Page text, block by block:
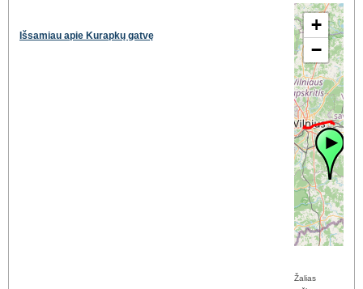
Išsamiau apie Kurapkų gatvę
+
−
Žalias